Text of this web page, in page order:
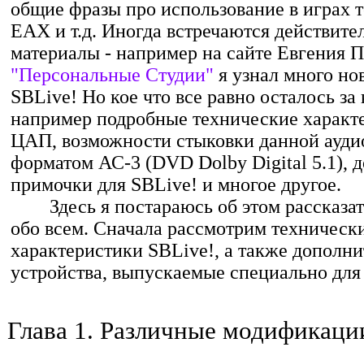
общие фразы про использование в играх
ЕАХ и т.д. Иногда встречаются
материалы - например на сайте Евгения
"Персональные Студии" я узнал много
SBLive! Но кое что все равно осталось за
например подробные технические
ЦАП, возможности стыковки данной
форматом АС-3 (DVD Dolby Digital 5.1),
примочки для SBLive! и многое другое.
Здесь я постараюсь об этом
обо всем. Сначала рассмотрим
характеристики SBLive!, а также
устройства, выпускаемые специально для
Глава 1. Различные